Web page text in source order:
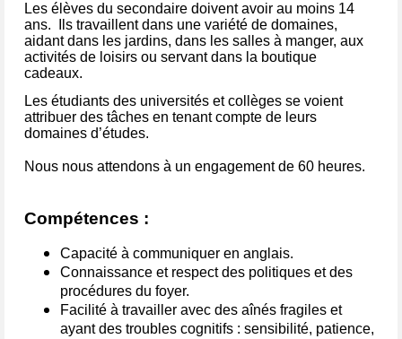
Les élèves du secondaire doivent avoir au moins 14
ans. Ils travaillent dans une variété de domaines,
aidant dans les jardins, dans les salles à manger, aux
activités de loisirs ou servant dans la boutique
cadeaux.
Les étudiants des universités et collèges se voient
attribuer des tâches en tenant compte de leurs
domaines d’études.
Nous nous attendons à un engagement de 60 heures.
Compétences :
Capacité à communiquer en anglais.
Connaissance et respect des politiques et des
procédures du foyer.
Facilité à travailler avec des aînés fragiles et
ayant des troubles cognitifs : sensibilité, patience,